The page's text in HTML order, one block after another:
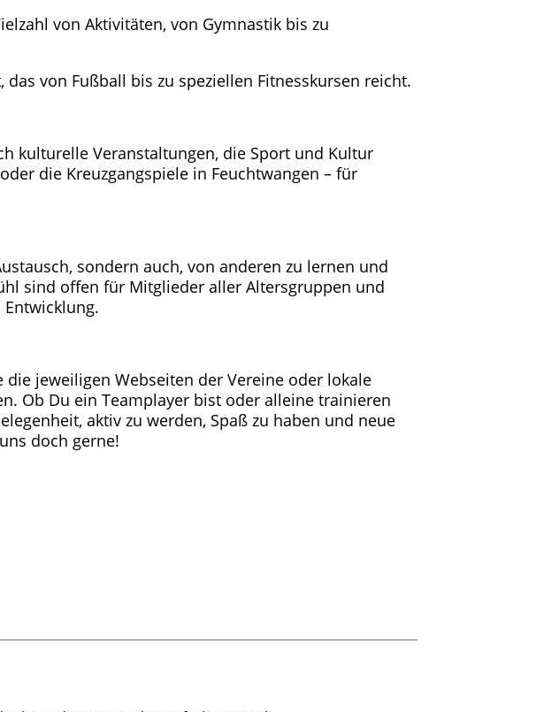
von Aktivitäten, von Gymnastik bis zu
von Fußball bis zu speziellen Fitnesskursen reicht.
kulturelle Veranstaltungen, die Sport und Kultur
die Kreuzgangspiele in Feuchtwangen – für
sondern auch, von anderen zu lernen und
sind offen für Mitglieder aller Altersgruppen und
jeweiligen Webseiten der Vereine oder lokale
Ob Du ein Teamplayer bist oder alleine trainieren
aktiv zu werden, Spaß zu haben und neue
doch gerne!